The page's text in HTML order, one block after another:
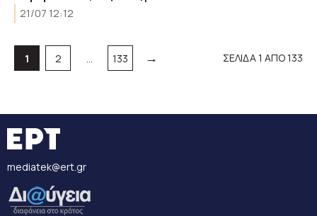
21/07 12:12
Σελίδα
1 Σελίδα
2 … Σελίδα
133 → ΣΕΛΙΔΑ 1 ΑΠΟ 133
mediatek@ert.gr